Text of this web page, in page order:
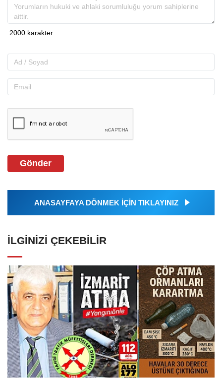
Gönder
ANASAYFAYA DÖNMEK İÇİN TIKLAYINIZ
İLGINIZI ÇEKEBILIR